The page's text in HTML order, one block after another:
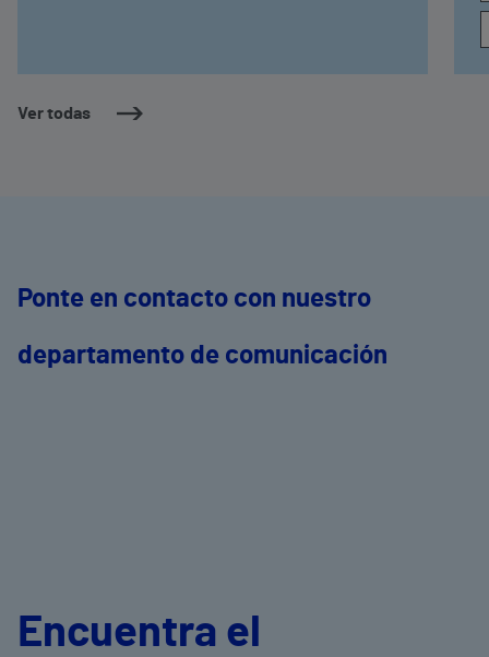
Ver todas
Ponte en contacto con nuestro
departamento de comunicación
Encuentra el